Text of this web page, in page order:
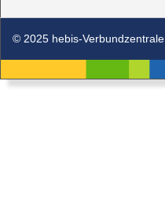
© 2025 hebis-Verbundzentrale